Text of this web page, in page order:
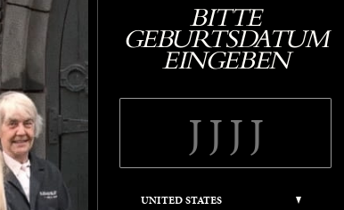
BITTE
GEBURTSDATUM
EINGEBEN